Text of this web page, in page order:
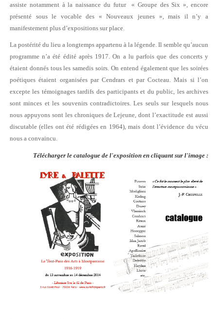
assiste notamment à la naissance du futur « Groupe des Six », encore
présenté sous le vocable des « Nouveaux jeunes », mais il n’y a
manifestement plus d’expositions sur place.
La postérité du lieu a longtemps appartenu à la légende. Il semble qu’aucun
programme n’a été édité après 1917. On a lu parfois que des concerts y
étaient donnés tous les samedis soirs. On entend également que les soirées
poétiques étaient organisées par Cendrars et par Cocteau. Mais si l’on
excepte les témoignages tardifs des participants et du public, les archives
sont minces et les souvenirs contradictoires. Les seuls sur lesquels nous
nous appuyons sont les chroniques de Lejeune, dont l’exactitude est aussi
discutable (elles ont été rédigées en 1964), mais dont l’évidence du vécu
nous a convaincu.
Télécharger le catalogue de l'exposition en cliquant sur l'image :